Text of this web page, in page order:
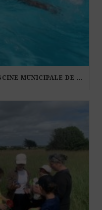
LES ÉLÈVES DE CM1 À LA PISCINE MUNICIPALE DE KERDURAND